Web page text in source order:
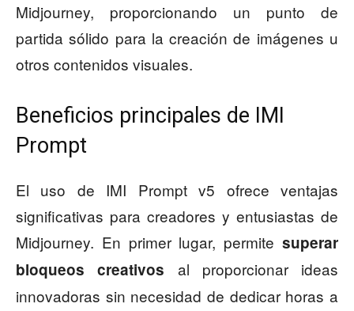
Midjourney, proporcionando un punto de
partida sólido para la creación de imágenes u
otros contenidos visuales.
Beneficios principales de IMI
Prompt
El uso de IMI Prompt v5 ofrece ventajas
significativas para creadores y entusiastas de
Midjourney. En primer lugar, permite superar
bloqueos creativos al proporcionar ideas
innovadoras sin necesidad de dedicar horas a